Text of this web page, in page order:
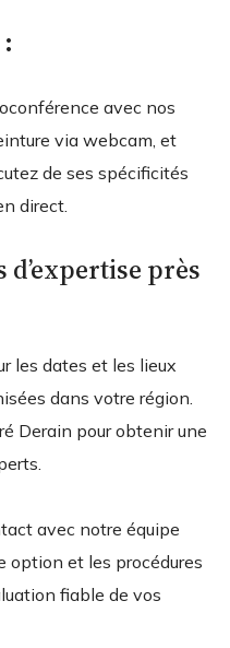
avec nos
via webcam, et
de ses spécificités
direct.
près
les dates et les lieux
dans votre région.
Derain pour obtenir une
avec notre équipe
option et les procédures
fiable de vos